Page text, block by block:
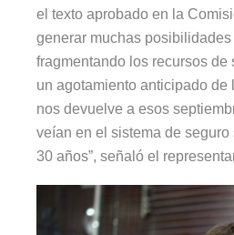
el texto aprobado en la
generar muchas
fragmentando los recursos
un agotamiento anticipado de
nos devuelve a esos
veían en el sistema de
30 años”, señaló el